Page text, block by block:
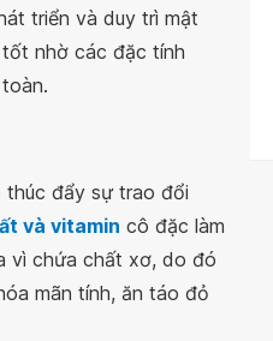
triển và duy trì mật
nhờ các đặc tính
thúc đẩy sự trao đổi
và vitamin cô đặc làm
vì chứa chất xơ, do đó
mãn tính, ăn táo đỏ